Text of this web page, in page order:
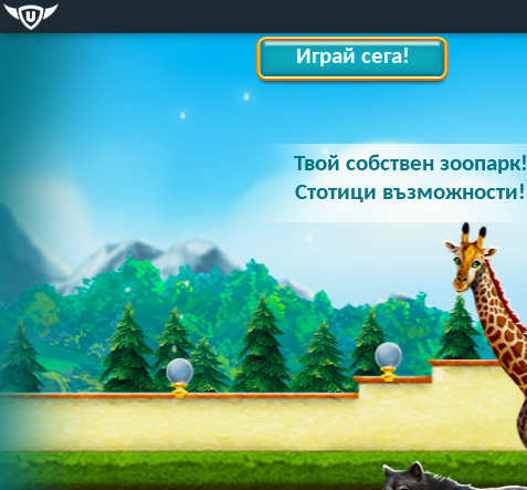
Твой собствен зоопарк!
Стотици възможности!
Играй сега!